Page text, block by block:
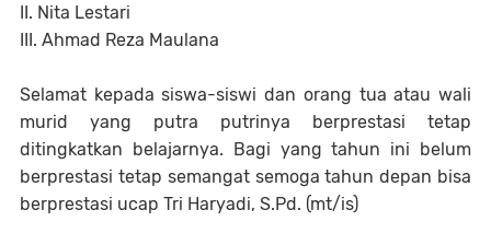
II. Nita Lestari
III. Ahmad Reza Maulana
Selamat kepada siswa-siswi dan orang tua atau wali
murid yang putra putrinya berprestasi tetap
ditingkatkan belajarnya. Bagi yang tahun ini belum
berprestasi tetap semangat semoga tahun depan bisa
berprestasi ucap Tri Haryadi, S.Pd. (mt/is)